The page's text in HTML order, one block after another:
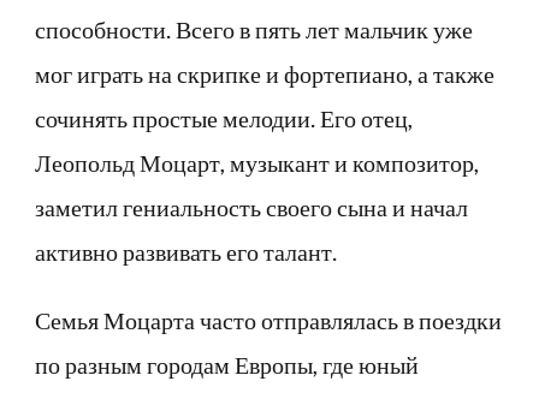
способности. Всего в пять лет мальчик уже
мог играть на скрипке и фортепиано, а также
сочинять простые мелодии. Его отец,
Леопольд Моцарт, музыкант и композитор,
заметил гениальность своего сына и начал
активно развивать его талант.
Семья Моцарта часто отправлялась в поездки
по разным городам Европы, где юный